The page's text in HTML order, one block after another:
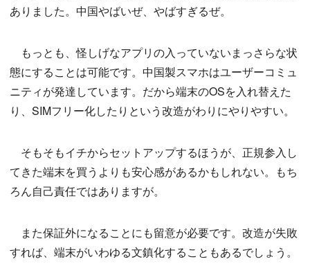
ありました。中国やばいぜ、やばすぎるぜ。
もっとも、怪しげなアプリの入っていないまっさらな状
態にすることは可能です。中国製スマホはユーザーコミュ
ニティが発達しています。だから端末のOSを入れ替えた
り、SIMフリー化したりという改造がわりにやりやすい。
そもそもイチからセットアップするほうが、正規参入し
てきた端末を買うよりも安心感があるかもしれない。もち
ろん自己責任ではありますが。
また保証外になることにも留意が必要です。改造が失敗
すれば、端末がいわゆる文鎮化することもあるでしょう。